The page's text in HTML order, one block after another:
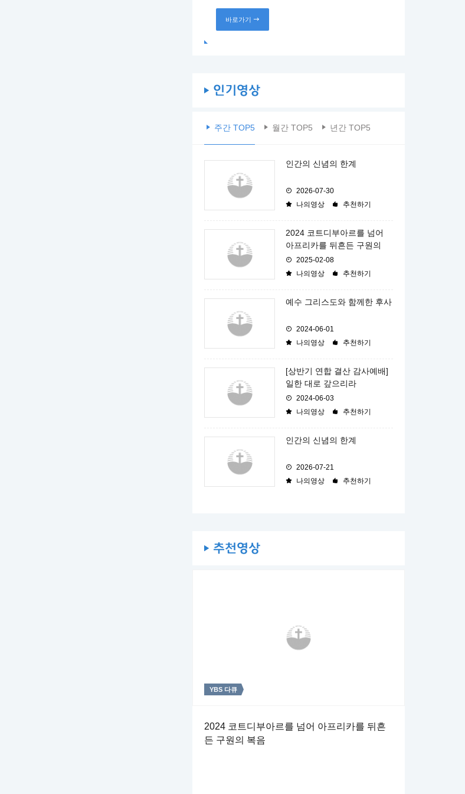
바로가기
주간 TOP5 월간 TOP5 년간 TOP5
인간의 신념의 한계
2026-07-30
나의영상
추천하기
2024 코트디부아르를 넘어
아프리카를 뒤흔든 구원의
2025-02-08
나의영상
추천하기
예수 그리스도와 함께한 후사
2024-06-01
나의영상
추천하기
[상반기 연합 결산 감사예배]
일한 대로 갚으리라
2024-06-03
나의영상
추천하기
인간의 신념의 한계
2026-07-21
나의영상
추천하기
YBS 다큐
2024 코트디부아르를 넘어 아프리카를 뒤흔
든 구원의 복음
주일4부 주일밤예배
[상반기 연합 결산 감사예배] 일한 대로 갚으리
라
주일4부 주일밤예배
예수 그리스도와 함께한 후사